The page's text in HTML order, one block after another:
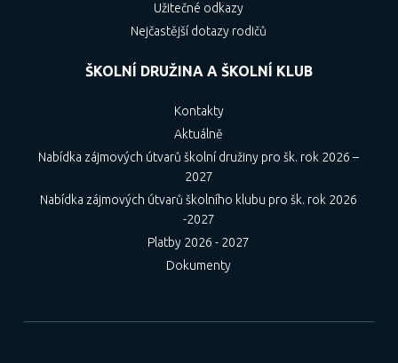
Užitečné odkazy
Nejčastější dotazy rodičů
ŠKOLNÍ DRUŽINA A ŠKOLNÍ KLUB
Kontakty
Aktuálně
Nabídka zájmových útvarů školní družiny pro šk. rok 2026 –
2027
Nabídka zájmových útvarů školního klubu pro šk. rok 2026
-2027
Platby 2026 - 2027
Dokumenty